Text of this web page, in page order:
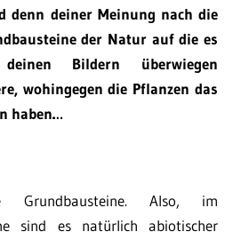
denn deiner Meinung nach die
der Natur auf die es
Bildern überwiegen
wohingegen die Pflanzen das
haben…
Grundbausteine. Also, im
sind es natürlich abiotischer